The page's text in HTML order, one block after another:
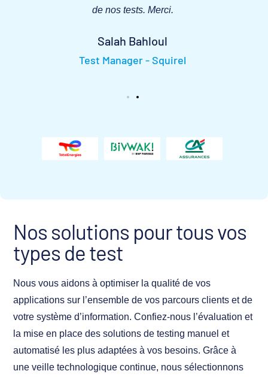
de nos tests. Merci.
Salah Bahloul
Test Manager - Squirel
Nos solutions pour tous vos
types de test
Nous vous aidons à optimiser la qualité de vos
applications sur l’ensemble de vos parcours clients et de
votre système d’information. Confiez-nous l’évaluation et
la mise en place des solutions de testing manuel et
automatisé les plus adaptées à vos besoins. Grâce à
une veille technologique continue, nous sélectionnons